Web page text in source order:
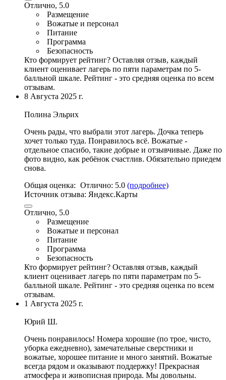
Отлично, 5.0
Размещение
Вожатые и персонал
Питание
Программа
Безопасность
Кто формирует рейтинг? Оставляя отзыв, каждый
клиент оценивает лагерь по пяти параметрам по 5-
балльной шкале. Рейтинг - это средняя оценка по всем
отзывам.
8 Августа 2025 г.
Полина Эльрих
Очень рады, что выбрали этот лагерь. Дочка теперь
хочет только туда. Понравилось всё. Вожатые -
отдельное спасибо, такие добрые и отзывчивые. Даже по
фото видно, как ребёнок счастлив. Обязательно приедем
снова.
Общая оценка: Отлично: 5.0 (подробнее)
Источник отзыва: Яндекс.Карты
Отлично, 5.0
Размещение
Вожатые и персонал
Питание
Программа
Безопасность
Кто формирует рейтинг? Оставляя отзыв, каждый
клиент оценивает лагерь по пяти параметрам по 5-
балльной шкале. Рейтинг - это средняя оценка по всем
отзывам.
1 Августа 2025 г.
Юрий Ш.
Очень понравилось! Номера хорошие (по трое, чисто,
уборка ежедневно), замечательные сверстники и
вожатые, хорошее питание и много занятий. Вожатые
всегда рядом и оказывают поддержку! Прекрасная
атмосфера и живописная природа. Мы довольны.